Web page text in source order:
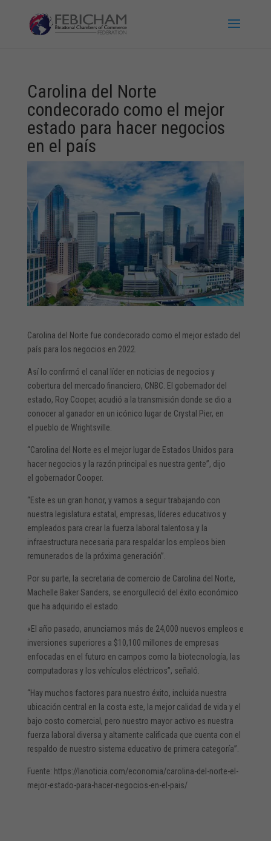
Carolina del Norte
condecorado como el mejor
estado para hacer negocios
en el país
Carolina del Norte fue condecorado como el mejor estado del
país para los negocios en 2022.
Así lo confirmó el canal líder en noticias de negocios y
cobertura del mercado financiero, CNBC. El gobernador del
estado, Roy Cooper, acudió a la transmisión donde se dio a
conocer al ganador en un icónico lugar de Crystal Pier, en
el pueblo de Wrightsville.
“Carolina del Norte es el mejor lugar de Estados Unidos para
hacer negocios y la razón principal es nuestra gente”, dijo
el gobernador Cooper.
“Este es un gran honor, y vamos a seguir trabajando con
nuestra legislatura estatal, empresas, líderes educativos y
empleados para crear la fuerza laboral talentosa y la
infraestructura necesaria para respaldar los empleos bien
remunerados de la próxima generación”.
Por su parte, la secretaria de comercio de Carolina del Norte,
Machelle Baker Sanders, se enorgulleció del éxito económico
que ha adquirido el estado.
«El año pasado, anunciamos más de 24,000 nuevos empleos e
inversiones superiores a $10,100 millones de empresas
enfocadas en el futuro en campos como la biotecnología, las
computadoras y los vehículos eléctricos”, señaló.
“Hay muchos factores para nuestro éxito, incluida nuestra
ubicación central en la costa este, la mejor calidad de vida y el
bajo costo comercial, pero nuestro mayor activo es nuestra
fuerza laboral diversa y altamente calificada que cuenta con el
respaldo de nuestro sistema educativo de primera categoría”.
Fuente: https://lanoticia.com/economia/carolina-del-norte-el-
mejor-estado-para-hacer-negocios-en-el-pais/